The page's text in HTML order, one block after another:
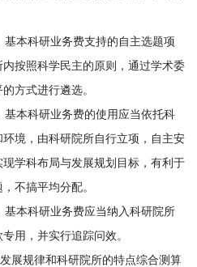
本科研业务费支持的自主选题项
按照科学民主的原则，通过学术委
方式进行遴选。
本科研业务费的使用应当依托科
境，由科研院所自行立项，自主安
学科布局与发展规划目标，有利于
不搞平均分配。
本科研业务费应当纳入科研院所
用，并实行追踪问效。
展规律和科研院所的特点综合测算